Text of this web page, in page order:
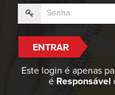
Este login é apenas
é Responsável